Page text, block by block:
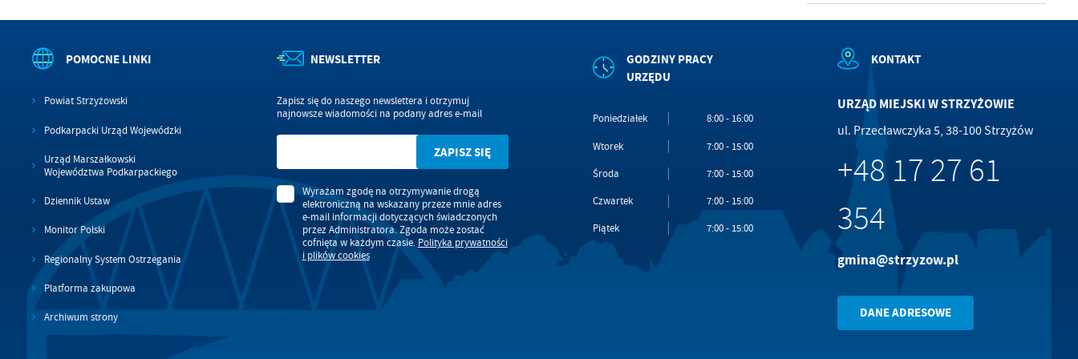
POMOCNE LINKI
Powiat Strzyżowski
Podkarpacki Urząd Wojewódzki
Urząd Marszałkowski
Województwa Podkarpackiego
Dziennik Ustaw
Monitor Polski
Regionalny System Ostrzegania
Platforma zakupowa
Archiwum strony
NEWSLETTER
Zapisz się do naszego newslettera i otrzymuj
najnowsze wiadomości na podany adres e-mail
Wyrażam zgodę na otrzymywanie drogą
elektroniczną na wskazany przeze mnie adres
e-mail informacji dotyczących świadczonych
przez Administratora. Zgoda może zostać
cofnięta w każdym czasie. Polityka prywatności
i plików cookies
GODZINY PRACY
URZĘDU
Poniedziałek 8:00 - 16:00
Wtorek 7:00 - 15:00
Środa 7:00 - 15:00
Czwartek 7:00 - 15:00
Piątek 7:00 - 15:00
KONTAKT
URZĄD MIEJSKI W STRZYŻOWIE
ul. Przecławczyka 5, 38-100 Strzyżów
+48 17 27 61
354
gmina@strzyzow.pl
DANE ADRESOWE